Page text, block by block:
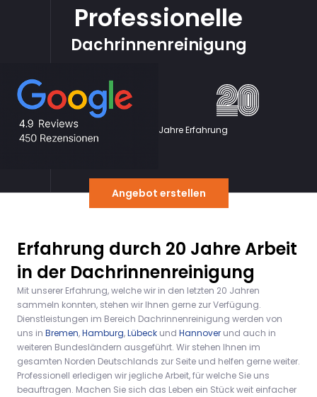
Professionelle
Dachrinnenreinigung
Jahre Erfahrung
Angebot erstellen
Erfahrung durch 20 Jahre Arbeit
in der Dachrinnenreinigung
Mit unserer Erfahrung, welche wir in den letzten 20 Jahren
sammeln konnten, stehen wir Ihnen gerne zur Verfügung.
Dienstleistungen im Bereich Dachrinnenreinigung werden von
uns in Bremen,Hamburg,Lübeck und Hannover und auch in
weiteren Bundesländern ausgeführt. Wir stehen Ihnen im
gesamten Norden Deutschlands zur Seite und helfen gerne weiter.
Professionell erledigen wir jegliche Arbeit, für welche Sie uns
beauftragen. Machen Sie sich das Leben ein Stück weit einfacher